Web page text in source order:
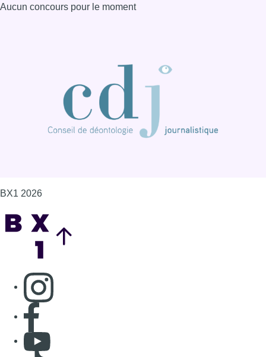
Aucun concours pour le moment
BX1 2026
Consulter page Instagram
Consulter page Facebook
Consulter Youtube